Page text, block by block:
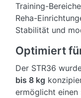
Training-
Reha-
Stabilität und
Optimiert
Der STR36
bis 8 kg
ermöglicht